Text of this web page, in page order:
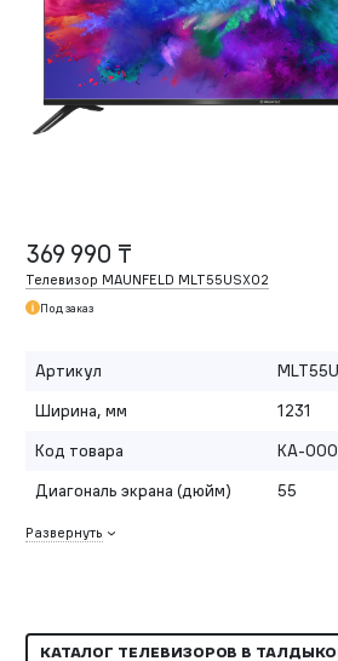
369 990 ₸
Телевизор MAUNFELD MLT55USX02
Под заказ
Артикул
Ширина, мм
1231
Код товара
КА-
Диагональ экрана (дюйм)
55
Развернуть
КАТАЛОГ ТЕЛЕВИЗОРОВ В